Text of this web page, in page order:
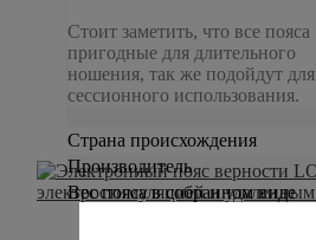
Стоит заметить, что все пояса
пригодные для длительного
ношения, так же подойдут для
сессионного использования.
Страна происхождения
Производитель
Вес пояса в собранном виде